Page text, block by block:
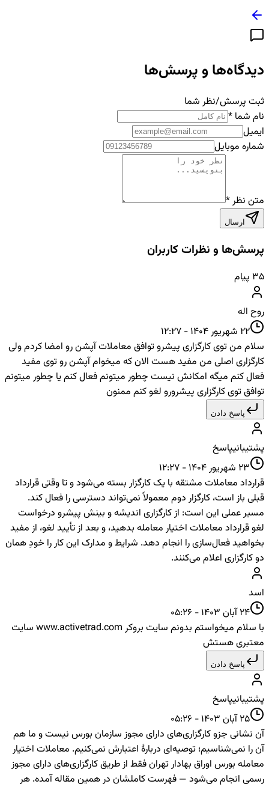
دیدگاه‌ها و پرسش‌ها
ثبت پرسش/نظر شما
نام شما *
ایمیل
شماره موبایل
متن نظر*
ارسال
پرسش‌ها و نظرات کاربران
۳۵ پیام
روح اله
22 شهریور 1404 - 12:27
سلام من توی کارگزاری پیشرو توافق معاملات آپشن رو امضا کردم ولی
کارگزاری اصلی من مفید هست الان که میخوام آپشن رو توی مفید
فعال کنم میگه امکانش نیست چطور میتونم فعال کنم یا چطور میتونم
توافق توی کارگزاری پیشرورو لغو کنم ممنون
پاسخ دادن
پشتیبانیپاسخ
23 شهریور 1404 - 12:27
قرارداد معاملات مشتقه با یک کارگزار بسته می‌شود و تا وقتی قرارداد
قبلی باز است، کارگزار دوم معمولاً نمی‌تواند دسترسی را فعال کند.
مسیر عملی این است: از کارگزاری اندیشه و بینش پیشرو درخواست
لغو قرارداد معاملات اختیار معامله بدهید، و بعد از تأیید لغو، از مفید
بخواهید فعال‌سازی را انجام دهد. شرایط و مدارک این کار را خودِ همان
دو کارگزاری اعلام می‌کنند.
اسد
24 آبان 1403 - 05:26
با سلام میخواستم بدونم سایت بروکر www.activetrad.com سایت
معتبری هستش
پاسخ دادن
پشتیبانیپاسخ
25 آبان 1403 - 05:26
آن نشانی جزو کارگزاری‌های دارای مجوز سازمان بورس نیست و ما هم
آن را نمی‌شناسیم؛ توصیه‌ای دربارهٔ اعتبارش نمی‌کنیم. معاملات اختیار
معامله بورس اوراق بهادار تهران فقط از طریق کارگزاری‌های دارای مجوز
رسمی انجام می‌شود — فهرست کاملشان در همین مقاله آمده. هر